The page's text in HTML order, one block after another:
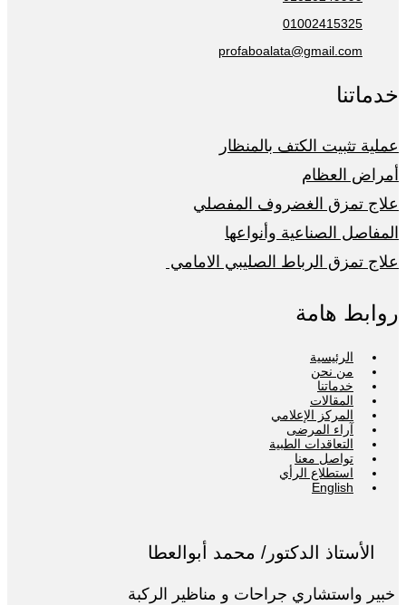
01002415325
profaboalata@gmail.com
خدماتنا
عملية تثبيت الكتف بالمنظار
أمراض العظام
علاج تمزق الغضروف المفصلي
المفاصل الصناعية وأنواعها
علاج تمزق الرباط الصليبي الامامي
روابط هامة
الرئيسية
من نحن
خدماتنا
المقالات
المركز الإعلامي
آراء المرضى
التعاقدات الطبية
تواصل معنا
استطلاع الرأي
English
الأستاذ الدكتور/ محمد أبوالعطا
خبير واستشاري جراحات و مناظير الركبة